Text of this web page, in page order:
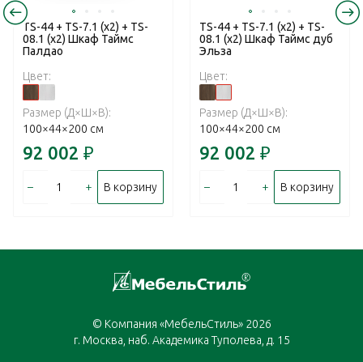
TS-44 + TS-7.1 (х2) + TS-
08.1 (х2) Шкаф Таймс
Палдао
Цвет:
Размер (Д×Ш×В):
100×44×200 см
92 002 ₽
– + В корзину
TS-44 + TS-7.1 (х2) + TS-
08.1 (х2) Шкаф Таймс дуб
Эльза
Цвет:
Размер (Д×Ш×В):
100×44×200 см
92 002 ₽
– + В корзину
© Компания «МебельСтиль» 2026
г. Москва, наб. Академика Туполева, д. 15